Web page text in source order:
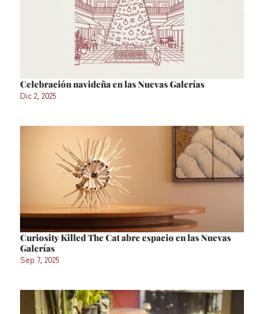
Celebración navideña en las Nuevas Galerías
Dic 2, 2025
Curiosity Killed The Cat abre espacio en las Nuevas
Galerías
Sep 7, 2025